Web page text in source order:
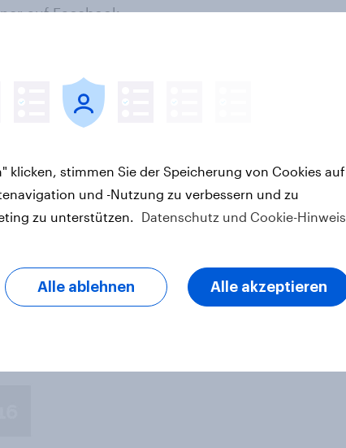
auf Facebook
- angeboten.
da. Denn
zu haben,
Damit ist die
- doppelt
ebenfalls
Prozent) an,
klicken, stimmen Sie der Speicherung von Cookies auf
und -Nutzung zu verbessern und zu
zu unterstützen. Datenschutz und Cookie-Hinweis
Alle ablehnen Alle akzeptieren